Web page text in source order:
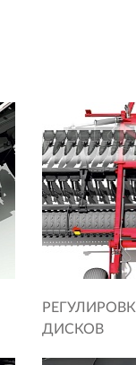
ДИСКОВ